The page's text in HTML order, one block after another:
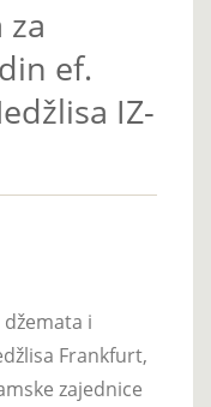
ef.
IZ-
i
Frankfurt,
zajednice